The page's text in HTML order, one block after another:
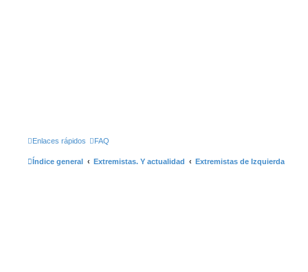
Enlaces rápidos FAQ
Índice general Extremistas. Y actualidad Extremistas de Izquierda